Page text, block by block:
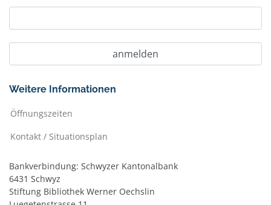
Weitere Informationen
Öffnungszeiten
Kontakt / Situationsplan
Bankverbindung: Schwyzer Kantonalbank
6431 Schwyz
Stiftung Bibliothek Werner Oechslin